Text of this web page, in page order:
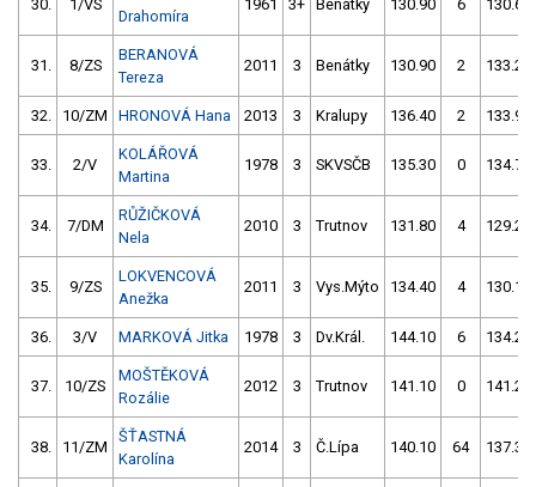
30. 1/VS
Drahomíra
1961 3+ Benátky 130.90 6 130.60
31. 8/ZS
BERANOVÁ
Tereza
2011 3 Benátky 130.90 2 133.20
32. 10/ZM HRONOVÁ Hana 2013 3 Kralupy 136.40 2 133.90
33. 2/V
KOLÁŘOVÁ
Martina
1978 3 SKVSČB 135.30 0 134.70
34. 7/DM
RŮŽIČKOVÁ
Nela
2010 3 Trutnov 131.80 4 129.20
35. 9/ZS
LOKVENCOVÁ
Anežka
2011 3 Vys.Mýto 134.40 4 130.10
36. 3/V MARKOVÁ Jitka 1978 3 Dv.Král. 144.10 6 134.20
37. 10/ZS
MOŠTĚKOVÁ
Rozálie
2012 3 Trutnov 141.10 0 141.20
38. 11/ZM
ŠŤASTNÁ
Karolína
2014 3 Č.Lípa 140.10 64 137.30